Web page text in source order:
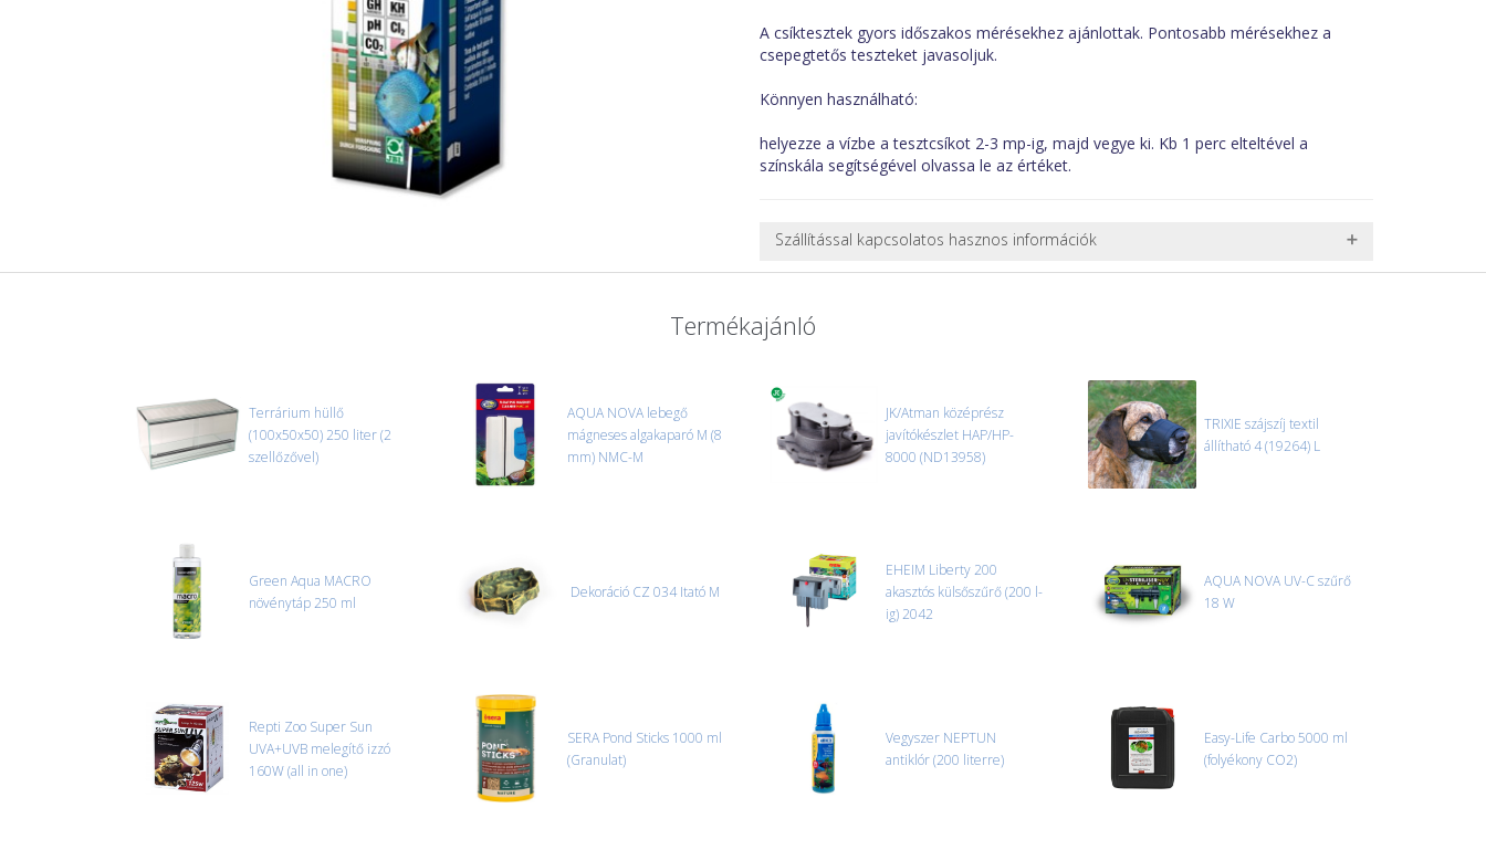
A csíktesztek gyors időszakos mérésekhez ajánlottak. Pontosabb mérésekhez a
csepegtetős teszteket javasoljuk.
Könnyen használható:
helyezze a vízbe a tesztcsíkot 2-3 mp-ig, majd vegye ki. Kb 1 perc elteltével a
színskála segítségével olvassa le az értéket.
Szállítással kapcsolatos hasznos információk
nagy vagy nehéz termékeknél (pl. nagy akváriumok, bútorok, stb.) egyedi szállítási
ajánlatot adunk.
oldjuk meg. Minden rendelés egyedi, úgyhogy előre egyeztetni kell mindenképpen.
CSOMAG ÁTVÉTELE
Amennyiben a csomag átvételekor sérülést, folyadékot vagy bármi rendellenességet
tapasztal, a kibontás és az átvétel előtt jegyzőkönyvet kell felvenni a futárral. A sérült
Termékajánló
Terrárium hüllő
(100x50x50) 250 liter (2
szellőzővel)
AQUA NOVA lebegő
mágneses algakaparó M (8
mm) NMC-M
JK/Atman középrész
javítókészlet HAP/HP-
8000 (ND13958)
TRIXIE szájszíj textil
állítható 4 (19264) L
Green Aqua MACRO
növénytáp 250 ml
Dekoráció CZ 034 Itató M
EHEIM Liberty 200
akasztós külsőszűrő (200 l-
ig) 2042
AQUA NOVA UV-C szűrő
18 W
Repti Zoo Super Sun
UVA+UVB melegítő izzó
160W (all in one)
SERA Pond Sticks 1000 ml
(Granulat)
Vegyszer NEPTUN
antiklór (200 literre)
Easy-Life Carbo 5000 ml
(folyékony CO2)